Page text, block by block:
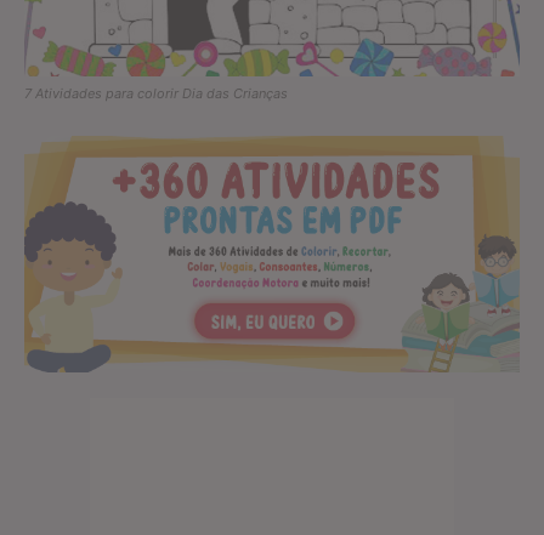
7 Atividades para colorir Dia das Crianças